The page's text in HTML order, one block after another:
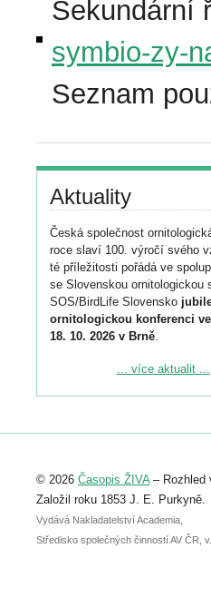
Sekundární
symbio-zy-
Seznam
Aktuality
Česká společnost
roce slaví 100. výročí svého
té příležitosti pořádá ve
se Slovenskou ornitologickou
SOS/BirdLife Slovensko
ornitologickou konferenci
18. 10. 2026 v Brně.
Podrobnější informace ke
Registrovat se můžete do 6.
abstraktu přihlášené
posteru je už 30. června.
... více aktualit ...
© 2026 Časopis ŽIVA– Rozhled
Založil roku 1853 J. E. Purkyně.
Vydává Nakladatelství Academia,
Středisko společných činností AV ČR,